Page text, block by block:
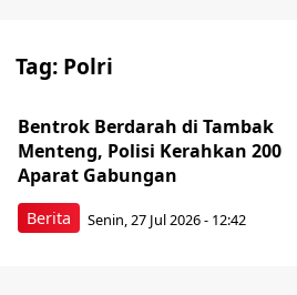
Tag: Polri
Berita
Bentrok Berdarah di Tambak
Menteng, Polisi Kerahkan 200
Aparat Gabungan
Senin, 27 Jul 2026 - 12:42